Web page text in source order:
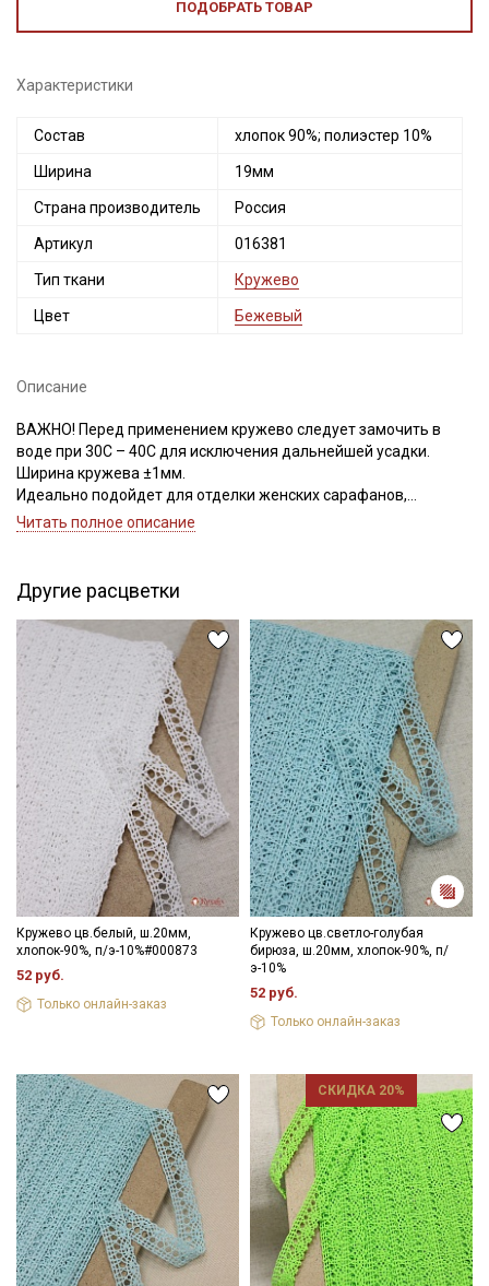
ПОДОБРАТЬ ТОВАР
Характеристики
Состав хлопок 90%; полиэстер 10%
Ширина 19мм
Страна производитель Россия
Артикул 016381
Тип ткани Кружево
Цвет Бежевый
Описание
ВАЖНО! Перед применением кружево следует замочить в
воде при 30С – 40С для исключения дальнейшей усадки.
Ширина кружева ±1мм.
Идеально подойдет для отделки женских сарафанов,
платьев, юбок, рукавов.
творческих работ в различных техниках.
Цветопередача может отличаться от оригинального цвета в
зависимости от настроек вашего монитора.
Читать полное описание
Другие расцветки
Кружево цв.белый, ш.20мм,
хлопок-90%, п/э-10%#000873
52 руб.
Только онлайн-заказ
Кружево цв.светло-голубая
бирюза, ш.20мм, хлопок-90%, п/
э-10%
52 руб.
Только онлайн-заказ
СКИДКА 20%
Секретная рассылка от Купава
Мы публикуем здесь дополнительные
промокоды и скидки до 30% на узкие
категории тканей
Электронная почта